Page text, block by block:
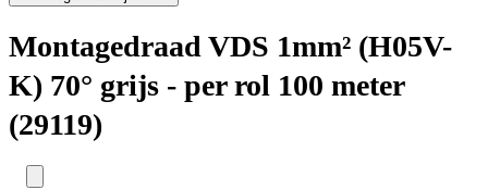
Montagedraad VDS 1mm² (H05V-
K) 70° grijs - per rol 100 meter
(29119)